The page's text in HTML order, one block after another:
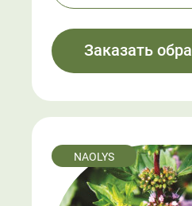
Заказать
NAOLYS